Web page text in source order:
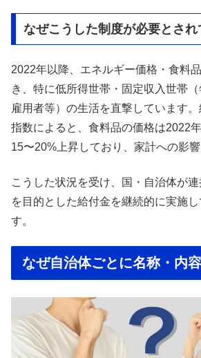
なぜこうした制度が必要とさ
2022年以降、エネルギー価格・食料
き、特に低所得世帯・固定収入世帯
雇用者等）の生活を直撃しています
指数によると、食料品の価格は2022
15〜20%上昇しており、家計への影響
こうした状況を受け、国・自治体が連
を目的とした給付金を継続的に実施
す。
なぜ自治体ごとに名称・内